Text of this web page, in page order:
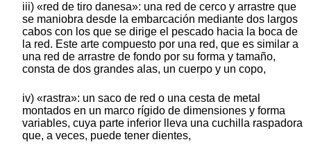
iii) «red de tiro danesa»: una red de cerco y arrastre que
se maniobra desde la embarcación mediante dos largos
cabos con los que se dirige el pescado hacia la boca de
la red. Este arte compuesto por una red, que es similar a
una red de arrastre de fondo por su forma y tamaño,
consta de dos grandes alas, un cuerpo y un copo,
iv) «rastra»: un saco de red o una cesta de metal
montados en un marco rígido de dimensiones y forma
variables, cuya parte inferior lleva una cuchilla raspadora
que, a veces, puede tener dientes,